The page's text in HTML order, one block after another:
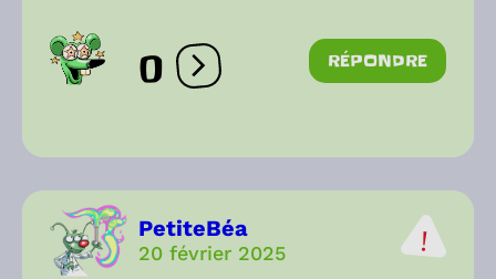
0 Ouvrir les réactions
RÉPONDRE
PetiteBéa
20 février 2025